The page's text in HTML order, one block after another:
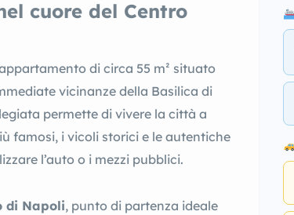
cuore del Centro
di circa 55 m² situato
vicinanze della Basilica di
permette di vivere la città a
famosi, i vicoli storici e le autentiche
l’auto o i mezzi pubblici.
di Napoli, punto di partenza ideale